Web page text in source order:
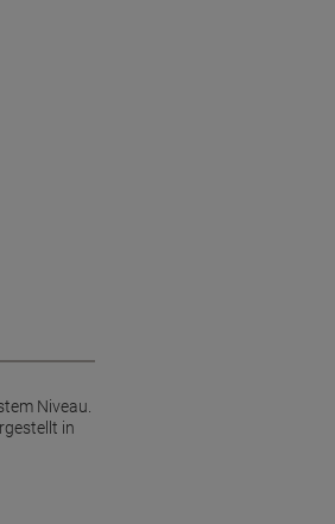
Niveau.
in